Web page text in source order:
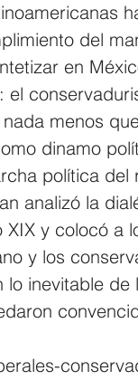
del
en
el
menos
dinamo
política del
analizó la
XIX y colocó a
y los
lo inevitable